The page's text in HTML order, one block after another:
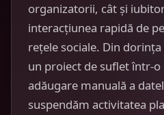
organizatorii, cât și
interacțiunea rapidă de
rețele sociale. Din
un proiect de suflet într-
adăugare manuală a
suspendăm activitatea